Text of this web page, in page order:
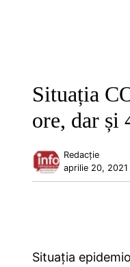
Situația
ore, dar și
Redacție
aprilie 20, 2021
Situația